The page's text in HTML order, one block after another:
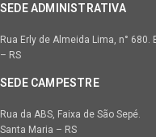
SEDE ADMINISTRATIVA
Rua Erly de Almeida Lima, n° 680.
– RS
SEDE CAMPESTRE
Rua da ABS, Faixa de São Sepé.
Santa Maria – RS